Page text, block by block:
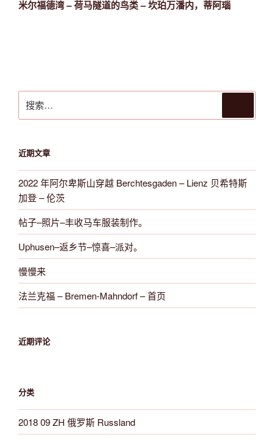
米尔福德湾 – 荷马隧道的鸟类 – 坎珀万潘内，蒂阿瑙
索：
近期文章
2022 年阿尔卑斯山穿越 Berchtesgaden – Lienz 贝希特斯
加登 – 伦茨
帖子–照片–丰收马车服装制作。
Uphusen–返乡节–惊喜–派对。
慢慢来
法兰克福 – Bremen-Mahndorf – 首页
近期评论
分类
2018 09 ZH 俄罗斯 Russland